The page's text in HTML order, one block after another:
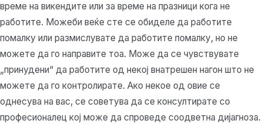
време на викендите или за време на празници кога не
работите. Можеби веќе сте се обиделе да работите
помалку или размислувате да работите помалку, но не
можете да го направите тоа. Може да се чувствувате
„принудени“ да работите од некој внатрешен нагон што не
можете да го контролирате. Ако некое од овие се
однесува на вас, се советува да се консултирате со
професионалец кој може да спроведе соодветна дијагноза.